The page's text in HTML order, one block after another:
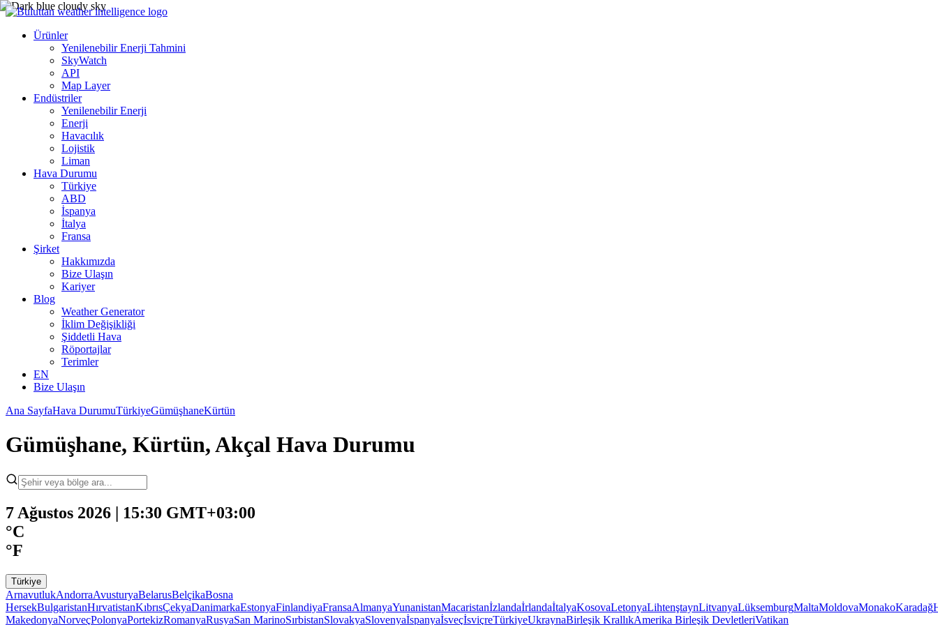
Ürünler
Yenilenebilir Enerji Tahmini
SkyWatch
API
Map Layer
Endüstriler
Yenilenebilir Enerji
Enerji
Havacılık
Lojistik
Liman
Hava Durumu
Türkiye
ABD
İspanya
İtalya
Fransa
Şirket
Hakkımızda
Bize Ulaşın
Kariyer
Blog
Weather Generator
İklim Değişikliği
Şiddetli Hava
Röportajlar
Terimler
EN
Bize Ulaşın
Ana SayfaHava DurumuTürkiyeGümüşhaneKürtün
Gümüşhane, Kürtün, Akçal Hava Durumu
7 Ağustos 2026 | 15:30 GMT+03:00
°C
°F
Türkiye
ArnavutlukAndorraAvusturyaBelarusBelçikaBosna
HersekBulgaristanHırvatistanKıbrısÇekyaDanimarkaEstonyaFinlandiyaFransaAlmanyaYunanistanMacaristanİzlandaİrlandaİtalyaKosovaLetonyaLihtenştaynLitvanyaLüksemburgMaltaMoldovaMonakoKaradağ
MakedonyaNorveçPolonyaPortekizRomanyaRusyaSan MarinoSırbistanSlovakyaSlovenyaİspanyaİsveçİsviçreTürkiyeUkraynaBirleşik KrallıkAmerika Birleşik DevletleriVatikan